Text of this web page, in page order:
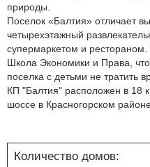
природы.
Поселок «Балтия» отличает
четырехэтажный
супермаркетом и рестораном.
Школа Экономики и Права,
поселка с детьми не тратить
КП "Балтия" расположен в 18
шоссе в Красногорском
Количество домов: